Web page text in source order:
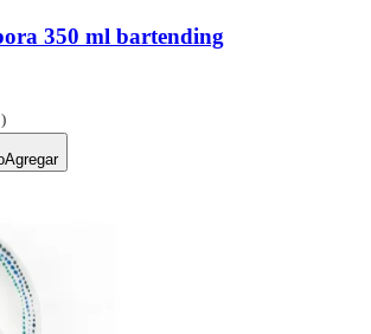
350 ml bartending
Agregar